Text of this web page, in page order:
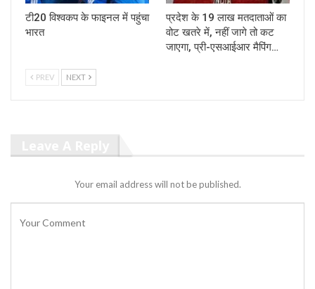
टी20 विश्वकप के फाइनल में पहुंचा
भारत
प्रदेश के 19 लाख मतदाताओं का
वोट खतरे में, नहीं जागे तो कट
जाएगा, प्री-एसआईआर मैपिंग…
PREV NEXT
Your email address will not be published.